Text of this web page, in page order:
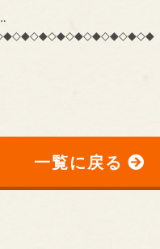
一覧に戻る